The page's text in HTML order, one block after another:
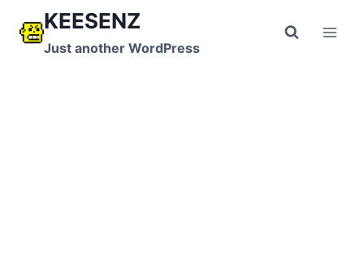
KEESENZ
Just another WordPress